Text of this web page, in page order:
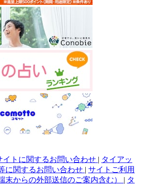
イトに関するお問い合わせ | タイアッ
に関するお問い合わせ | サイトご利用
末からの外部送信のご案内含む） | タ